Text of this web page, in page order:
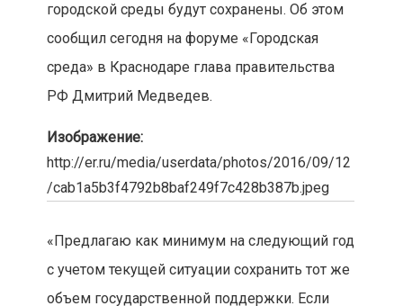
городской среды будут сохранены. Об этом
сообщил сегодня на форуме «Городская
среда» в Краснодаре глава правительства
РФ Дмитрий Медведев.
Изображение:
http://er.ru/media/userdata/photos/2016/09/12
/cab1a5b3f4792b8baf249f7c428b387b.jpeg
«Предлагаю как минимум на следующий год
с учетом текущей ситуации сохранить тот же
объем государственной поддержки. Если